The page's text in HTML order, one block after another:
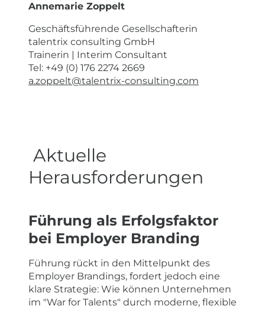
Annemarie Zoppelt
Geschäftsführende Gesellschafterin
talentrix consulting GmbH
Trainerin | Interim Consultant
Tel: +49 (0) 176 2274 2669
a.zoppelt@talentrix-consulting.com
Aktuelle
Herausforderungen
Führung als Erfolgsfaktor
bei Employer Branding
Führung rückt in den Mittelpunkt des
Employer Brandings, fordert jedoch eine
klare Strategie: Wie können Unternehmen
im "War for Talents" durch moderne, flexible